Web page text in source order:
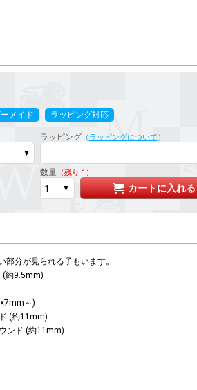
メイド ラッピング対応
ラッピング（ ラッピングについて ）
数量（残り 1）
カートに入れる
分が見られる子もいます。
(約9.5mm)
～)
(約11mm)
ンド (約11mm)